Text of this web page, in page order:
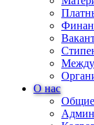
О нас
Общие